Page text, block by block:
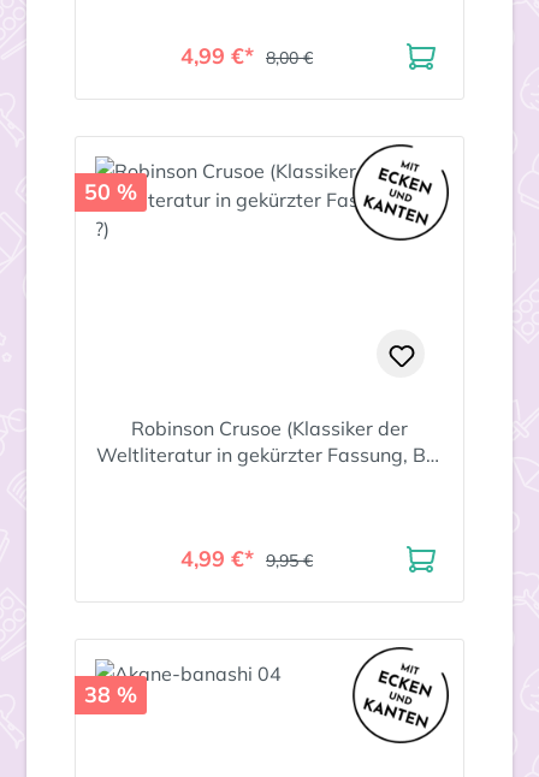
4,99 €* 8,00 €
50 %
Robinson Crusoe (Klassiker der
Weltliteratur in gekürzter Fassung, Bd.
4,99 €* 9,95 €
38 %